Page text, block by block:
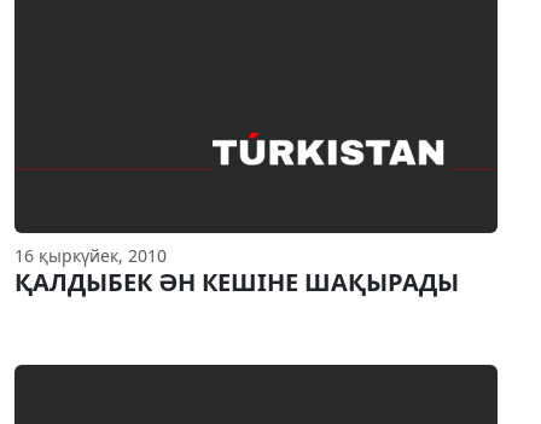
16 қыркүйек, 2010
ҚАЛДЫБЕК ӘН КЕШIНЕ ШАҚЫРАДЫ